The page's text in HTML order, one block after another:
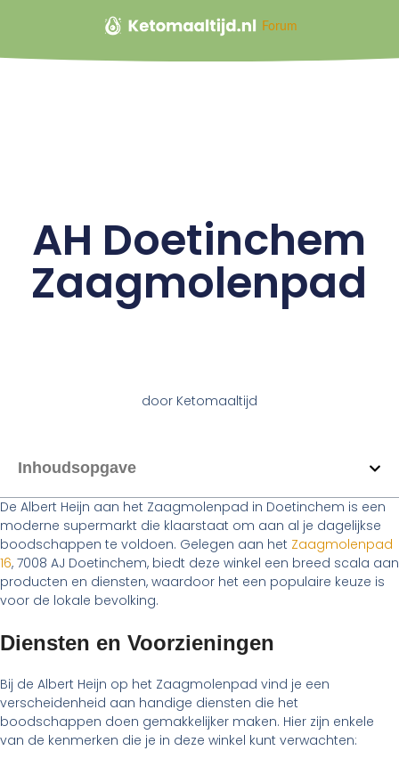
Forum
AH Doetinchem
Zaagmolenpad
doorKetomaaltijd
Inhoudsopgave
De Albert Heijn aan het Zaagmolenpad in Doetinchem is een
moderne supermarkt die klaarstaat om aan al je dagelijkse
boodschappen te voldoen. Gelegen aan het Zaagmolenpad
16, 7008 AJ Doetinchem, biedt deze winkel een breed scala aan
producten en diensten, waardoor het een populaire keuze is
voor de lokale bevolking.
Diensten en Voorzieningen
Bij de Albert Heijn op het Zaagmolenpad vind je een
verscheidenheid aan handige diensten die het
boodschappen doen gemakkelijker maken. Hier zijn enkele
van de kenmerken die je in deze winkel kunt verwachten: